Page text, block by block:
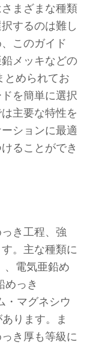
まざまな種類
するのは難し
このガイド
メッキなどの
とめられてお
を簡単に選択
主要な特性を
ションに最適
ることができ
き工程、強
。主な種類に
、電気亜鉛め
めっき
・マグネシウ
ります。ま
き厚も等級に